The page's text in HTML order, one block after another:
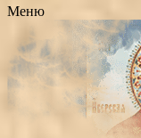
Меню